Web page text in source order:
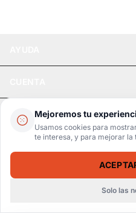
Mejoremos tu
Usamos cookies para
te interesa, y para mejorar la
Solo las
ZAPATILLAS URBANAS ADIDAS GRAND COURT MID INFANTIL | IE3861
LEGAL
Pago seguro
WebPay